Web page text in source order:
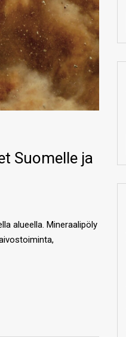
Suomelle ja
alueella. Mineraalipöly